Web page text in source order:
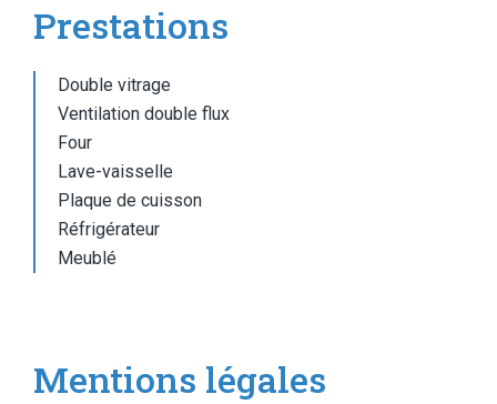
Prestations
Double vitrage
Ventilation double flux
Four
Lave-vaisselle
Plaque de cuisson
Réfrigérateur
Meublé
Mentions légales